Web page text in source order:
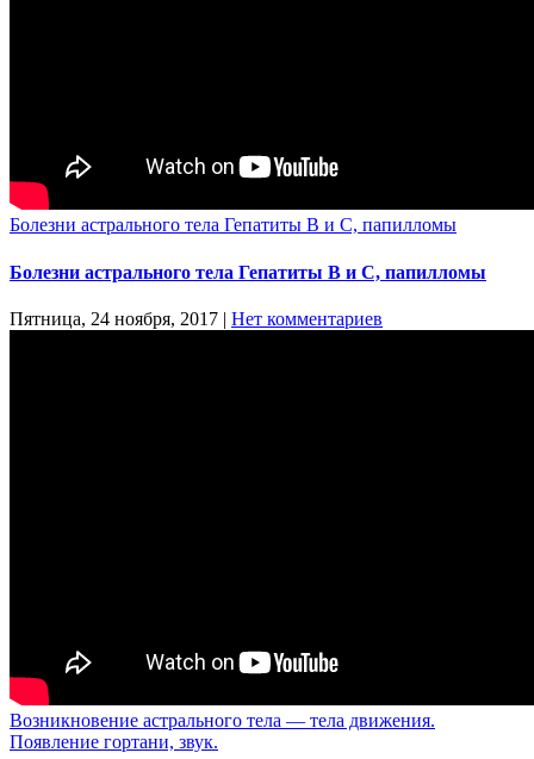
Болезни астрального тела Гепатиты В и С, папилломы
Болезни астрального тела Гепатиты В и С, папилломы
Пятница, 24 ноября, 2017 | Нет комментариев
Возникновение астрального тела — тела движения.
Появление гортани, звук.